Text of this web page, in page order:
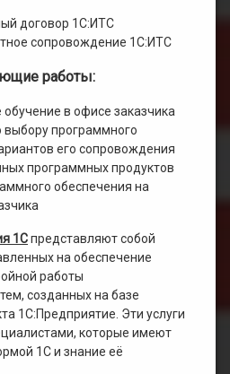
договор 1С:ИТС
сопровождение 1С:ИТС
работы:
в офисе заказчика
выбору программного
его сопровождения
программных продуктов
обеспечения на
1Спредставляют собой
на обеспечение
работы
созданных на базе
1С:Предприятие. Эти услуги
которые имеют
1С и знание её